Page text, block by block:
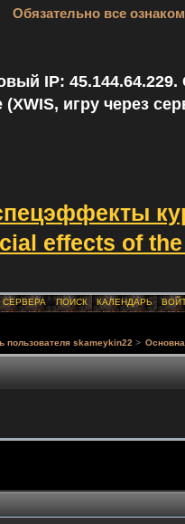
Обязательно все
IP: 45.144.64.229.
игру через
effects of
СЕРВЕРА ПОИСК КАЛЕНДАРЬ
пользователя skameykin22 >